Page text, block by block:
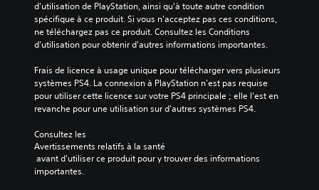
d'utilisation de PlayStation, ainsi qu'à toute autre condition
spécifique à ce produit. Si vous n'acceptez pas ces conditions,
ne téléchargez pas ce produit. Consultez les Conditions
d'utilisation pour obtenir d'autres informations importantes.
Frais de licence à usage unique pour télécharger vers plusieurs
systèmes PS4. La connexion à PlayStation n'est pas requise
pour utiliser cette licence sur votre PS4 principale ; elle l'est en
revanche pour une utilisation sur d'autres systèmes PS4.
Consultez les
Avertissements relatifs à la santé
importantes.